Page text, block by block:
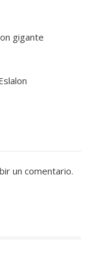
gigante
un comentario.